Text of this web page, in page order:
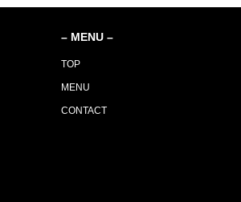
– MENU –
TOP
MENU
CONTACT